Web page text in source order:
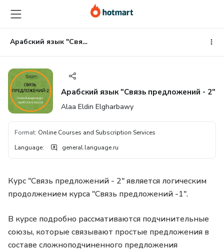
the
main
content
payment
footer
Арабский язык "Связь предложений - 2"
Арабский язык "Связь предложений - 2"
Alaa Eldin Elgharbawy
Format: Online Courses and Subscription Services
Language: general.language.ru
Курс "Связь предложений - 2" является логическим
продолжением курса "Связь предложений -1".
В курсе подробно рассмативаются подчинительные
союзы, которые связывают простые предложения в
составе сложноподчиненного предложения